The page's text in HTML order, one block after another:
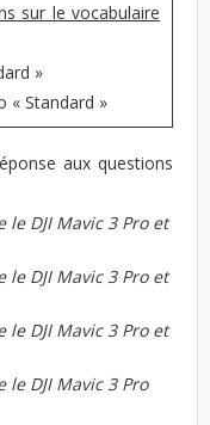
sur le vocabulaire
»
« Standard »
aux questions
DJI Mavic 3 Pro et
DJI Mavic 3 Pro et
DJI Mavic 3 Pro et
DJI Mavic 3 Pro